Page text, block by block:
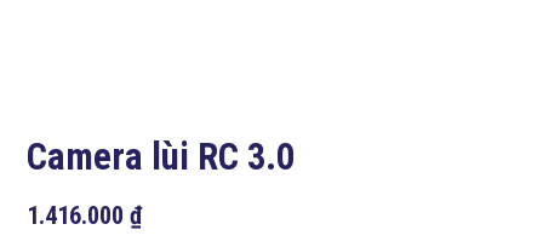
Camera lùi RC 3.0
1.416.000 ₫